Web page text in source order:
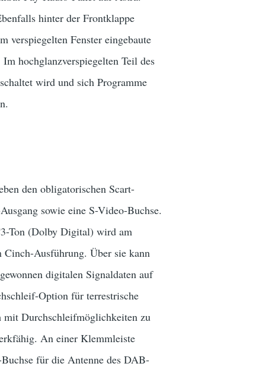
hinter der Frontklappe
verspiegelten Fenster eingebaute
hochglanzverspiegelten Teil des
wird und sich Programme
den obligatorischen Scart-
sowie eine S-Video-Buchse.
Ton (Dolby Digital) wird am
Ausführung. Über sie kann
digitalen Signaldaten auf
Option für terrestrische
mit Durchschleifmöglichkeiten zu
An einer Klemmleiste
für die Antenne des DAB-